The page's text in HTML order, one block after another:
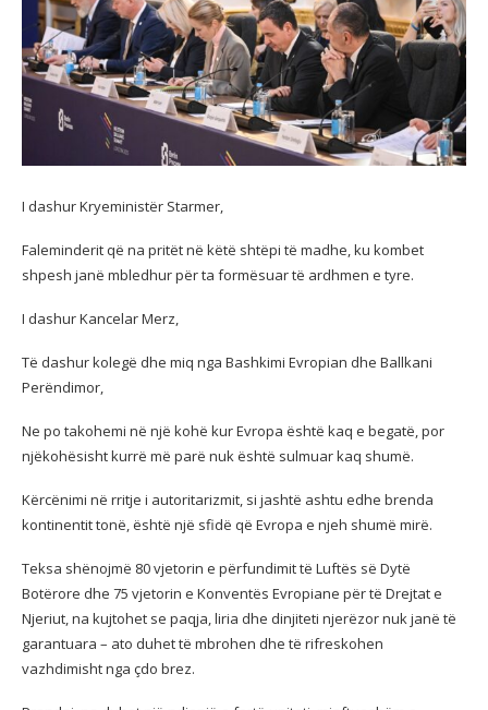
I dashur Kryeministër Starmer,
Faleminderit që na pritët në këtë shtëpi të madhe, ku kombet
shpesh janë mbledhur për ta formësuar të ardhmen e tyre.
I dashur Kancelar Merz,
Të dashur kolegë dhe miq nga Bashkimi Evropian dhe Ballkani
Perëndimor,
Ne po takohemi në një kohë kur Evropa është kaq e begatë, por
njëkohësisht kurrë më parë nuk është sulmuar kaq shumë.
Kërcënimi në rritje i autoritarizmit, si jashtë ashtu edhe brenda
kontinentit tonë, është një sfidë që Evropa e njeh shumë mirë.
Teksa shënojmë 80 vjetorin e përfundimit të Luftës së Dytë
Botërore dhe 75 vjetorin e Konventës Evropiane për të Drejtat e
Njeriut, na kujtohet se paqja, liria dhe dinjiteti njerëzor nuk janë të
garantuara – ato duhet të mbrohen dhe të rifreskohen
vazhdimisht nga çdo brez.